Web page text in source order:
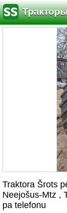
Traktora Šrots
Neejošus-Mtz ,
pa telefonu